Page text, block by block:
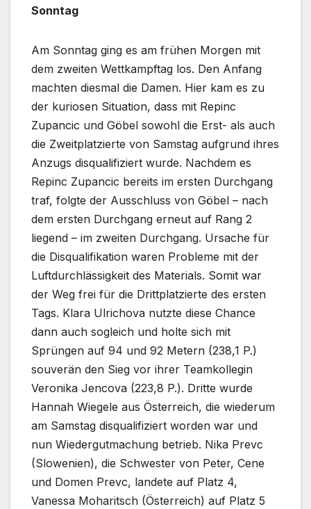
Sonntag
Am Sonntag ging es am frühen Morgen mit
dem zweiten Wettkampftag los. Den Anfang
machten diesmal die Damen. Hier kam es zu
der kuriosen Situation, dass mit Repinc
Zupancic und Göbel sowohl die Erst- als auch
die Zweitplatzierte von Samstag aufgrund ihres
Anzugs disqualifiziert wurde. Nachdem es
Repinc Zupancic bereits im ersten Durchgang
traf, folgte der Ausschluss von Göbel – nach
dem ersten Durchgang erneut auf Rang 2
liegend – im zweiten Durchgang. Ursache für
die Disqualifikation waren Probleme mit der
Luftdurchlässigkeit des Materials. Somit war
der Weg frei für die Drittplatzierte des ersten
Tags. Klara Ulrichova nutzte diese Chance
dann auch sogleich und holte sich mit
Sprüngen auf 94 und 92 Metern (238,1 P.)
souverän den Sieg vor ihrer Teamkollegin
Veronika Jencova (223,8 P.). Dritte wurde
Hannah Wiegele aus Österreich, die wiederum
am Samstag disqualifiziert worden war und
nun Wiedergutmachung betrieb. Nika Prevc
(Slowenien), die Schwester von Peter, Cene
und Domen Prevc, landete auf Platz 4,
Vanessa Moharitsch (Österreich) auf Platz 5